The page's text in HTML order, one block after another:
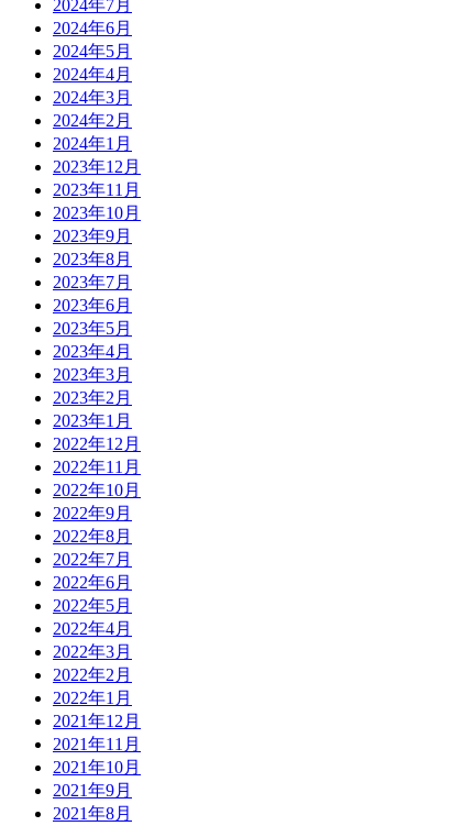
2024年7月
2024年6月
2024年5月
2024年4月
2024年3月
2024年2月
2024年1月
2023年12月
2023年11月
2023年10月
2023年9月
2023年8月
2023年7月
2023年6月
2023年5月
2023年4月
2023年3月
2023年2月
2023年1月
2022年12月
2022年11月
2022年10月
2022年9月
2022年8月
2022年7月
2022年6月
2022年5月
2022年4月
2022年3月
2022年2月
2022年1月
2021年12月
2021年11月
2021年10月
2021年9月
2021年8月